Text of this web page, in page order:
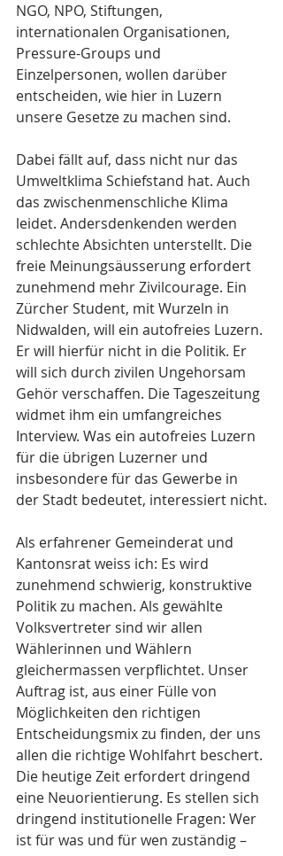
NGO, NPO, Stiftungen,
internationalen Organisationen,
Pressure-Groups und
Einzelpersonen, wollen darüber
entscheiden, wie hier in Luzern
unsere Gesetze zu machen sind.
Dabei fällt auf, dass nicht nur das
Umweltklima Schief­stand hat. Auch
das zwischenmenschliche Klima
leidet. Andersdenkenden werden
schlechte Absichten unterstellt. Die
freie Meinungsäusserung erfordert
zunehmend mehr Zivilcourage. Ein
Zürcher Student, mit Wurzeln in
Nidwalden, will ein autofreies Luzern.
Er will hierfür nicht in die Politik. Er
will sich durch zivilen Ungehorsam
Gehör verschaffen. Die Tageszeitung
widmet ihm ein umfangreiches
Interview. Was ein autofreies Luzern
für die übrigen Luzerner und
insbesondere für das Gewerbe in
der Stadt bedeutet, interessiert nicht.
Als erfahrener Gemeinderat und
Kantonsrat weiss ich: Es wird
zunehmend schwierig, konstruktive
Politik zu machen. Als gewählte
Volksvertreter sind wir allen
Wählerinnen und Wählern
gleichermassen verpflichtet. Unser
Auftrag ist, aus einer Fülle von
Möglichkeiten den richtigen
Entscheidungsmix zu finden, der uns
allen die richtige Wohlfahrt beschert.
Die heutige Zeit erfordert dringend
eine Neuorientierung. Es stellen sich
dringend institutionelle Fragen: Wer
ist für was und für wen zuständig –